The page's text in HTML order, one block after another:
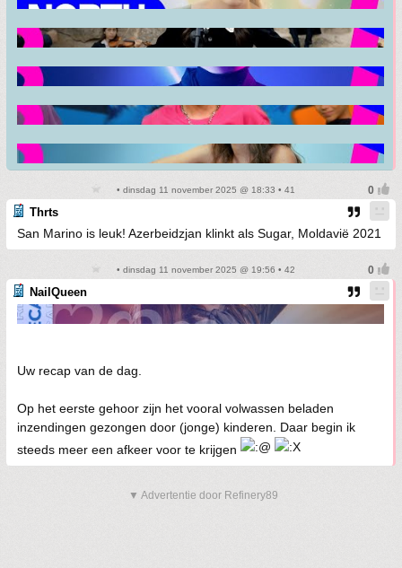
• dinsdag 11 november 2025 @ 18:33 • 41
Thrts
San Marino is leuk! Azerbeidzjan klinkt als Sugar, Moldavië 2021
• dinsdag 11 november 2025 @ 19:56 • 42
NailQueen
Uw recap van de dag.
Op het eerste gehoor zijn het vooral volwassen beladen
inzendingen gezongen door (jonge) kinderen. Daar begin ik
steeds meer een afkeer voor te krijgen
▼ Advertentie door Refinery89